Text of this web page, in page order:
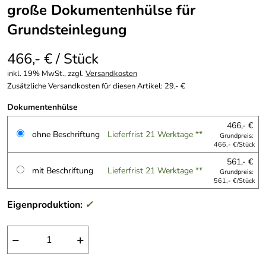
große Dokumentenhülse für
Grundsteinlegung
466,- € / Stück
inkl. 19% MwSt., zzgl.Versandkosten
Zusätzliche Versandkosten für diesen Artikel: 29,- €
Dokumentenhülse
ohne Beschriftung Lieferfrist 21 Werktage **
466,- €
Grundpreis:
466,- €/Stück
mit Beschriftung Lieferfrist 21 Werktage **
561,- €
Grundpreis:
561,- €/Stück
Eigenproduktion: ✓
− +